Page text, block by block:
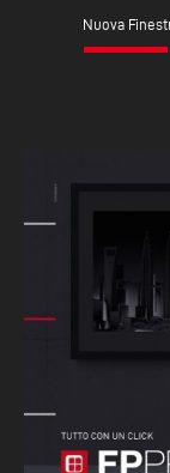
Nuova